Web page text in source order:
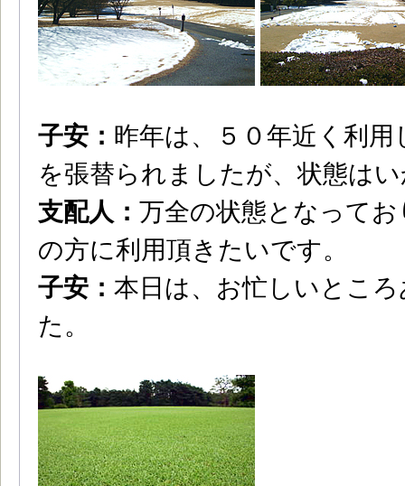
子安： 昨年は、５０年近く利
を張替られましたが、状態は
支配人： 万全の状態となって
の方に利用頂きたいです。
子安： 本日は、お忙しいとこ
た。